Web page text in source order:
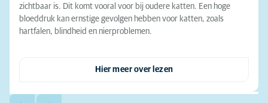
zichtbaar is. Dit komt vooral voor bij oudere katten. Een hoge
bloeddruk kan ernstige gevolgen hebben voor katten, zoals
hartfalen, blindheid en nierproblemen.
Hier meer over lezen